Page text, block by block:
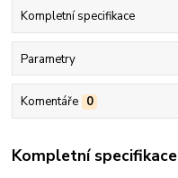
Kompletní specifikace
Parametry
Komentáře 0
Kompletní specifikace